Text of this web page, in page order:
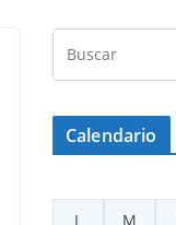
Calendario
L
M